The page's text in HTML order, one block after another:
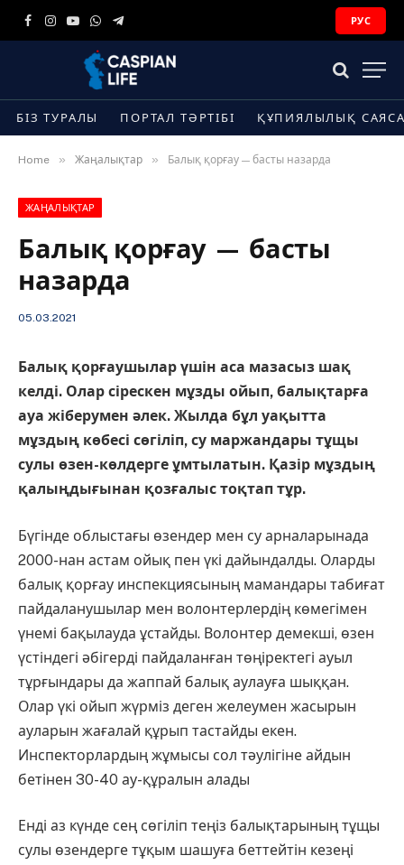
Facebook
Instagram
YouTube
WhatsApp
Telegram
РУС
БІЗ ТУРАЛЫ ПОРТАЛ ТӘРТІБІ ҚҰПИЯЛЫЛЫҚ
Home » Жаңалықтар » Балық қорғау — басты назарда
ЖАҢАЛЫҚТАР
Балық қорғау — басты
назарда
05.03.2021
Балық қорғаушылар үшін аса мазасыз шақ
келді. Олар сірескен мұзды ойып, балықтарға
ауа жіберумен әлек. Жылда бұл уақытта
мұздың көбесі сөгіліп, су маржандары тұщы
сулы өзен-көлдерге ұмтылатын. Қазір мұздың
қалыңдығынан қозғалыс тоқтап тұр.
Бүгінде облыстағы өзендер мен су арналарынада
2000-нан астам ойық пен үкі дайындалды. Оларды
балық қорғау инспекциясының мамандары табиғат
пайдаланушылар мен волонтерлердің көмегімен
үнемі бақылауда ұстайды. Волонтер демекші, өзен
үстіндегі әбігерді пайдаланған төңіректегі ауыл
тұрғындары да жаппай балық аулауға шыққан.
Олар үкі ойып жүрміз деген желеумен жасырын
ауларын жағалай құрып тастайды екен.
Инспекторлардың жұмысы сол тәулігіне айдын
бетінен 30-40 ау-құралын алады
Енді аз күнде сең сөгіліп теңіз балықтарының тұщы
сулы өзендерге тұқым шашуға беттейтін кезеңі